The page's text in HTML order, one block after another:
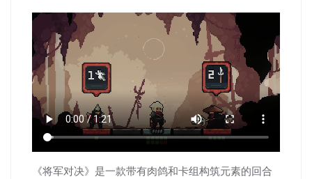
《将军对决》是一款带有肉鸽和卡组构筑元素的回合